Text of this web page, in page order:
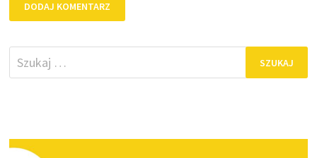
Szukaj: